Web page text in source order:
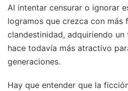
Al intentar censurar o ignorar
logramos que crezca con más
clandestinidad, adquiriendo
hace todavía más atractivo
generaciones.
Hay que entender que la